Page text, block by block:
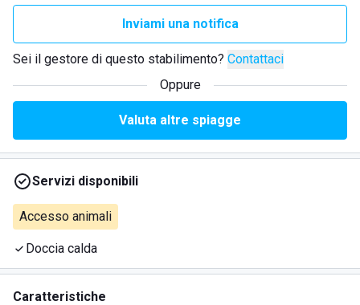
Inviami una notifica
Sei il gestore di questo stabilimento? Contattaci
Oppure
Valuta altre spiagge
Servizi disponibili
Accesso animali
Doccia calda
Caratteristiche